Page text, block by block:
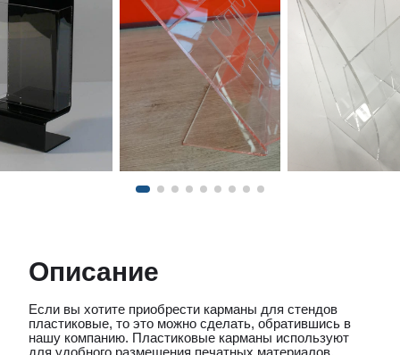
Описание
Если вы хотите приобрести карманы для стендов
пластиковые, то это можно сделать, обратившись в
нашу компанию. Пластиковые карманы используют
для удобного размещения печатных материалов.